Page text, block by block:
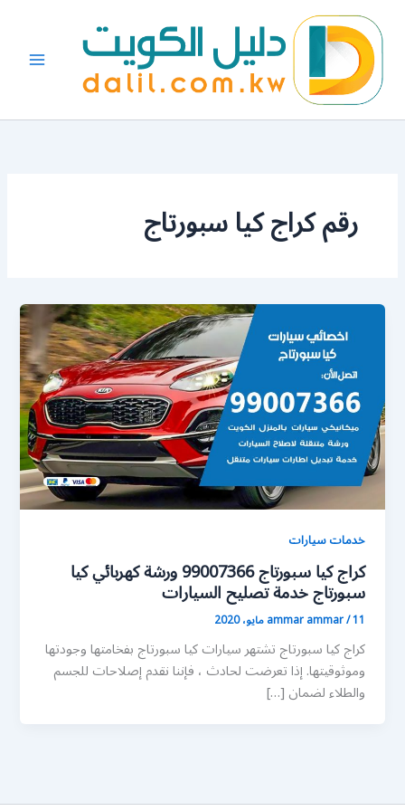
المحتوى
رقم كراج كيا سبورتاج
خدمات سيارات
كراج كيا سبورتاج 99007366 ورشة كهربائي كيا
سبورتاج خدمة تصليح السيارات
ammar ammar/11 مايو، 2020
كراج كيا سبورتاج تشتهر سيارات كيا سبورتاج بفخامتها وجودتها
وموثوقيتها. إذا تعرضت لحادث ، فإننا نقدم إصلاحات للجسم
والطلاء لضمان […]